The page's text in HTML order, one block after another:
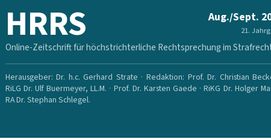
HRRS Aug./Sept.
21.
Online-Zeitschrift für höchstrichterliche Rechtsprechung im
Herausgeber: Dr. h.c. Gerhard Strate · Redaktion: Prof. Dr. Christian
RiLG Dr. Ulf Buermeyer, LL.M. · Prof. Dr. Karsten Gaede · RiKG Dr. Holger
RA Dr. Stephan Schlegel.